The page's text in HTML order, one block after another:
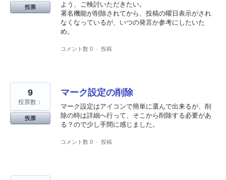
よう、ご検討いただきたい。
署名機能が削除されてから、投稿の曜日表示がされ
なくなっているが、いつの発言か参考にしたいた
め。
投票
コメント数 0 · 投稿
マーク設定の削除
マーク設定はアイコンで簡単に選んで出来るが、削
除の時は詳細へ行って、そこから削除する必要があ
る？ので少し手間に感じました。
9
投票数：
投票
コメント数 0 · 投稿